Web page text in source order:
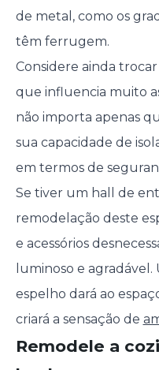
de metal, como os
têm ferrugem.
Considere ainda
que influencia muito
não importa apenas
sua capacidade de
em termos de
Se tiver um hall de
remodelação deste
e acessórios
luminoso e
espelho dará ao
criará a sensação de
Remodele a